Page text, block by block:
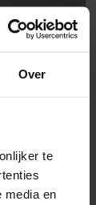
Over
te
media en